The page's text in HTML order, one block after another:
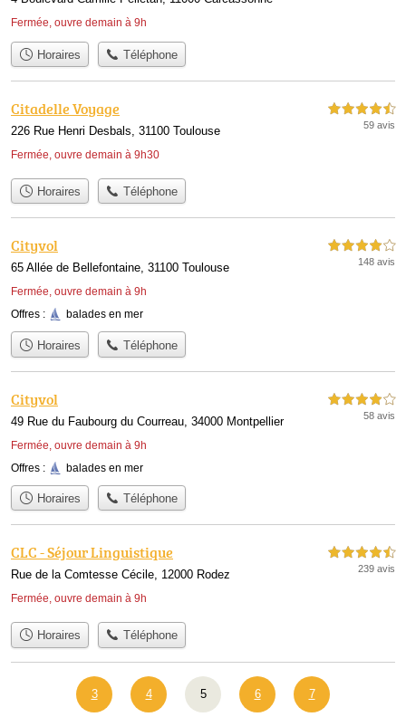
Fermée, ouvre demain à 9h
Horaires Téléphone
Citadelle Voyage
226 Rue Henri Desbals, 31100 Toulouse
Fermée, ouvre demain à 9h30
4,5 étoiles sur 5
59 avis
Horaires Téléphone
Cityvol
65 Allée de Bellefontaine, 31100 Toulouse
Fermée, ouvre demain à 9h
4,0 étoiles sur 5
148 avis
Offres : balades en mer
Horaires Téléphone
Cityvol
49 Rue du Faubourg du Courreau, 34000 Montpellier
Fermée, ouvre demain à 9h
4,0 étoiles sur 5
58 avis
Offres : balades en mer
Horaires Téléphone
CLC - Séjour Linguistique
Rue de la Comtesse Cécile, 12000 Rodez
Fermée, ouvre demain à 9h
4,5 étoiles sur 5
239 avis
Horaires Téléphone
3 4 5 6 7